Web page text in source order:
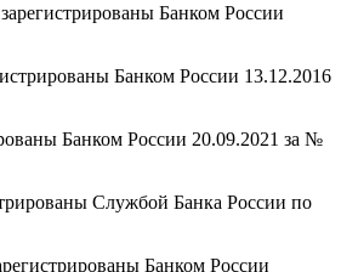
Банком России
Банком России 13.12.2016
Банком России 20.09.2021 за №
Службой Банка России по
Банком России